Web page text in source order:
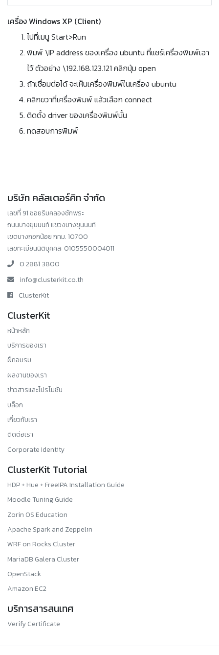
เครื่อง Windows XP (Client)
ไปที่เมนู Start>Run
พิมพ์ \IP address ของเครื่อง ubuntu ที่แชร์เครื่องพิมพ์เอา
ไว้ ตัวอย่าง \192.168.123.121 คลิกปุ่ม open
ถ้าเชื่อมต่อได้ จะเห็นเครื่องพิมพ์ในเครื่อง ubuntu
คลิกขวาที่เครื่องพิมพ์ แล้วเลือก connect
ติดตั้ง driver ของเครื่องพิมพ์นั้น
ทดสอบการพิมพ์
บริษัท คลัสเตอร์คิท จำกัด
เลขที่ 91 ซอยริมคลองชักพระ
ถนนบางขุนนนท์ แขวงบางขุนนนท์
เขตบางกอกน้อย กทม. 10700
เลขทะเบียนนิติบุคคล: 0105550004011
0 2881 3800
info@clusterkit.co.th
ClusterKit
ClusterKit
หน้าหลัก
บริการของเรา
ฝึกอบรม
ผลงานของเรา
ข่าวสารและโปรโมชัน
บล็อก
เกี่ยวกับเรา
ติดต่อเรา
Corporate Identity
ClusterKit Tutorial
HDP + Hue + FreeIPA Installation Guide
Moodle Tuning Guide
Zorin OS Education
Apache Spark and Zeppelin
WRF on Rocks Cluster
MariaDB Galera Cluster
OpenStack
Amazon EC2
บริการสารสนเทศ
Verify Certificate